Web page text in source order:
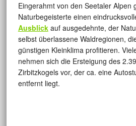
Eingerahmt von den Seetaler Alpen
Naturbegeisterte einen
Ausblickauf ausgedehnte, der
selbst überlassene Waldregionen,
günstigen Kleinklima profitieren.
nehmen sich die Ersteigung des
Zirbitzkogels vor, der ca. eine
entfernt liegt.